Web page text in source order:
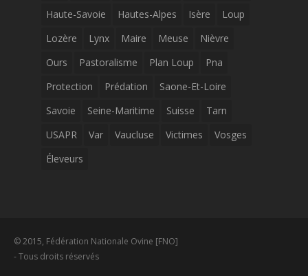
Haute-Savoie
Hautes-Alpes Isère
Loup
Lozère
Lynx Maire Meuse
Nièvre
Ours
Pastoralisme Plan Loup
Pna
Protection
Prédation
Saone-Et-Loire
Savoie
Seine-Maritime Suisse
Tarn
USAPR
Var Vaucluse Victimes
Vosges
Éleveurs
© 2015, Fédération Nationale Ovine [FNO]
- Tous droits réservés